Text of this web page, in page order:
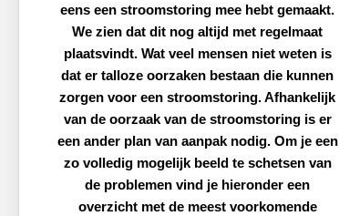
eens een stroomstoring mee hebt gemaakt.
We zien dat dit nog altijd met regelmaat
plaatsvindt. Wat veel mensen niet weten is
dat er talloze oorzaken bestaan die kunnen
zorgen voor een stroomstoring. Afhankelijk
van de oorzaak van de stroomstoring is er
een ander plan van aanpak nodig. Om je een
zo volledig mogelijk beeld te schetsen van
de problemen vind je hieronder een
overzicht met de meest voorkomende